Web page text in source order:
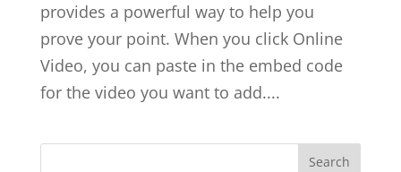
provides a powerful way to help you
prove your point. When you click Online
Video, you can paste in the embed code
for the video you want to add....
Search